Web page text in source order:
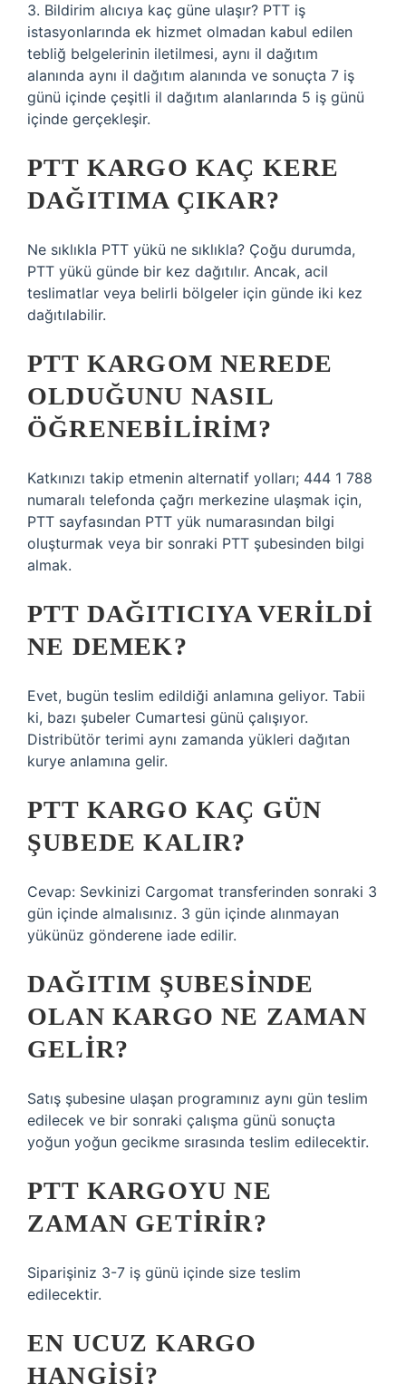
3. Bildirim alıcıya kaç güne ulaşır? PTT iş
istasyonlarında ek hizmet olmadan kabul edilen
tebliğ belgelerinin iletilmesi, aynı il dağıtım
alanında aynı il dağıtım alanında ve sonuçta 7 iş
günü içinde çeşitli il dağıtım alanlarında 5 iş günü
içinde gerçekleşir.
PTT KARGO KAÇ KERE
DAĞITIMA ÇIKAR?
Ne sıklıkla PTT yükü ne sıklıkla? Çoğu durumda,
PTT yükü günde bir kez dağıtılır. Ancak, acil
teslimatlar veya belirli bölgeler için günde iki kez
dağıtılabilir.
PTT KARGOM NEREDE
OLDUĞUNU NASIL
ÖĞRENEBILIRIM?
Katkınızı takip etmenin alternatif yolları; 444 1 788
numaralı telefonda çağrı merkezine ulaşmak için,
PTT sayfasından PTT yük numarasından bilgi
oluşturmak veya bir sonraki PTT şubesinden bilgi
almak.
PTT DAĞITICIYA VERILDI
NE DEMEK?
Evet, bugün teslim edildiği anlamına geliyor. Tabii
ki, bazı şubeler Cumartesi günü çalışıyor.
Distribütör terimi aynı zamanda yükleri dağıtan
kurye anlamına gelir.
PTT KARGO KAÇ GÜN
ŞUBEDE KALIR?
Cevap: Sevkinizi Cargomat transferinden sonraki 3
gün içinde almalısınız. 3 gün içinde alınmayan
yükünüz gönderene iade edilir.
DAĞITIM ŞUBESINDE
OLAN KARGO NE ZAMAN
GELIR?
Satış şubesine ulaşan programınız aynı gün teslim
edilecek ve bir sonraki çalışma günü sonuçta
yoğun yoğun gecikme sırasında teslim edilecektir.
PTT KARGOYU NE
ZAMAN GETIRIR?
Siparişiniz 3-7 iş günü içinde size teslim
edilecektir.
EN UCUZ KARGO
HANGISI?